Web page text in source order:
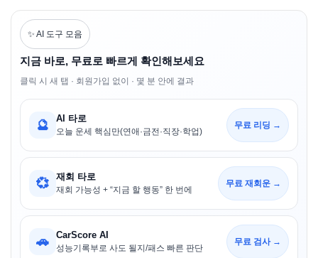
✨ AI 도구 모음
지금 바로, 무료로 빠르게 확인해보세요
클릭 시 새 탭 · 회원가입 없이 · 몇 분 안에 결과
🔮 AI 타로
오늘 운세 핵심만(연애·금전·직장·학업)
무료 리딩 →
💞 재회 타로
재회 가능성 + “지금 할 행동” 한 번에
무료 재회운 →
🚗 CarScore AI
성능기록부로 사도 될지/패스 빠른 판단
무료 검사 →